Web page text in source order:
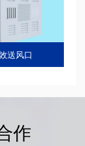
送风口
作